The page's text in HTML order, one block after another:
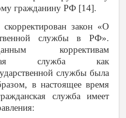
гражданину РФ [14].
закон «О
службы в РФ».
коррективам
служба как
службы была
в настоящее время
служба имеет